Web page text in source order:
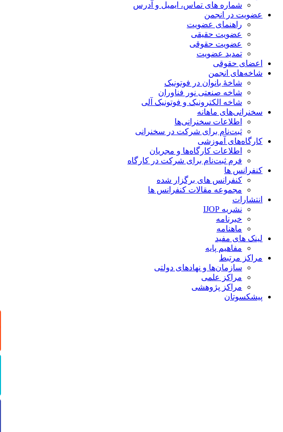
شماره های تماس، ایمیل و آدرس
عضویت در انجمن
راهنمای عضویت
عضویت حقیقی
عضویت حقوقی
تمدید عضویت
اعضای حقوقی
شاخه‌های انجمن
شاخۀ بانوان در فوتونیک
شاخه صنعتی نور فناوران
شاخه‌ الکترونیک و فوتونیک آلی
سخنرانی‌های ماهانه
اطلاعات سخنرانی‌‌ها
ثبت‌نام برای شرکت در سخنرانی
کارگاه‌های آموزشی
اطلاعات کارگاه‌ها و مجریان
فرم ثبت‌نام برای شرکت در کارگاه
کنفرانس ها
کنفرانس های برگزار شده
مجموعه مقالات کنفرانس ها
انتشارات
نشریه IJOP
خبرنامه
ماهنامه
لینک های مفید
مفاهیم پایه
مراکز مرتبط
سازمان‌ها و نهادهای دولتی
مراکز علمی
مراکز پژوهشی
پیشکسوتان